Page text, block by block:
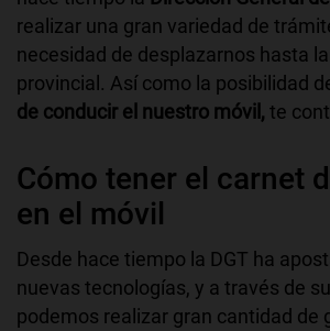
realizar una gran variedad de
necesidad de desplazarnos hasta
provincial. Así como la posibilidad
de conducir el nuestro móvil, te
Cómo tener el carnet
en el móvil
Desde hace tiempo la DGT ha
nuevas tecnologías, y a través de
podemos realizar gran cantidad de